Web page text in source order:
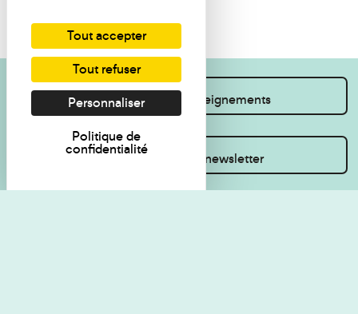
Je souhaite des renseignements
Inscrivez-vous à la newsletter
Tout accepter
Tout refuser
Personnaliser
Politique de
confidentialité